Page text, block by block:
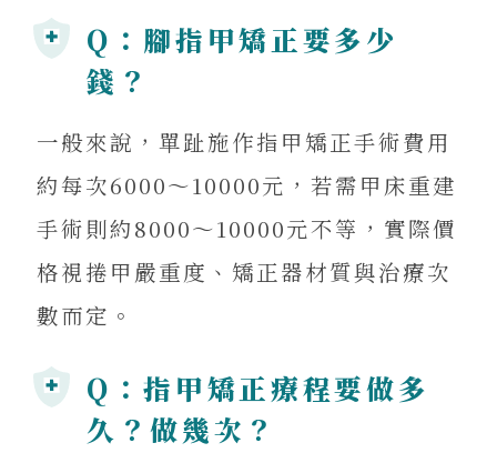
Q：腳指甲矯正要多少
錢？
一般來說，單趾施作指甲矯正手術費用
約每次6000～10000元，若需甲床重建
手術則約8000～10000元不等，實際價
格視捲甲嚴重度、矯正器材質與治療次
數而定。
Q：指甲矯正療程要做多
久？做幾次？